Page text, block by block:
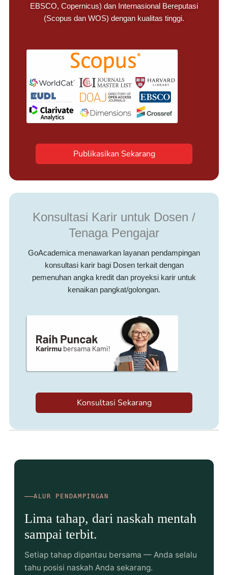
EBSCO, Copernicus) dan Internasional Bereputasi
(Scopus dan WOS) dengan kualitas tinggi.
Publikasikan Sekarang
Konsultasi Karir untuk Dosen /
Tenaga Pengajar
GoAcademica menawarkan layanan pendampingan
konsultasi karir bagi Dosen terkait dengan
pemenuhan angka kredit dan proyeksi karir untuk
kenaikan pangkat/golongan.
Konsultasi Sekarang
ALUR PENDAMPINGAN
Lima tahap, dari naskah mentah
sampai terbit.
Setiap tahap dipantau bersama — Anda selalu
tahu posisi naskah Anda sekarang.